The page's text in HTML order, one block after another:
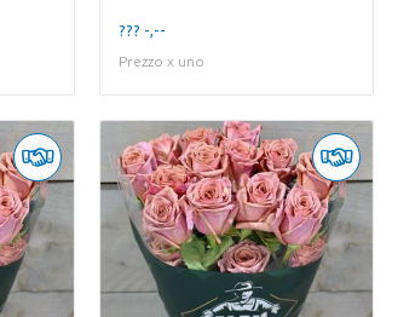
??? -,--
Prezzo x uno